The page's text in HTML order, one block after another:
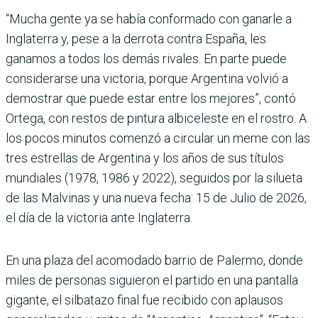
“Mucha gente ya se había conformado con ganarle a
Inglaterra y, pese a la derrota contra España, les
ganamos a todos los demás rivales. En parte puede
considerarse una victoria, porque Argentina volvió a
demostrar que puede estar entre los mejores”, contó
Ortega, con restos de pintura albiceleste en el rostro. A
los pocos minutos comenzó a circular un meme con las
tres estrellas de Argentina y los años de sus títulos
mundiales (1978, 1986 y 2022), seguidos por la silueta
de las Malvinas y una nueva fecha: 15 de Julio de 2026,
el día de la victoria ante Inglaterra.
En una plaza del acomodado barrio de Palermo, donde
miles de personas siguieron el partido en una pantalla
gigante, el silbatazo final fue recibido con aplausos